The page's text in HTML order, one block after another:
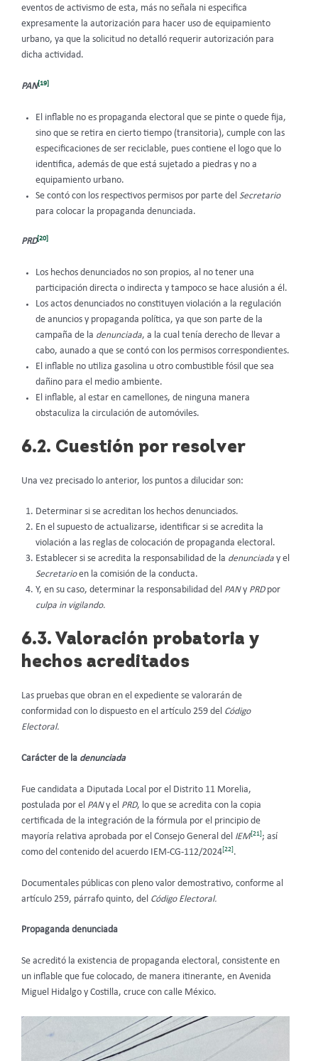
eventos de activismo de esta, más no señala ni especifica
expresamente la autorización para hacer uso de equipamiento
urbano, ya que la solicitud no detalló requerir autorización para
dicha actividad.
PAN[19]
El inflable no es propaganda electoral que se pinte o quede fija,
sino que se retira en cierto tiempo (transitoria), cumple con las
especificaciones de ser reciclable, pues contiene el logo que lo
identifica, además de que está sujetado a piedras y no a
equipamiento urbano.
Se contó con los respectivos permisos por parte del Secretario
para colocar la propaganda denunciada.
PRD[20]
Los hechos denunciados no son propios, al no tener una
participación directa o indirecta y tampoco se hace alusión a él.
Los actos denunciados no constituyen violación a la regulación
de anuncios y propaganda política, ya que son parte de la
campaña de la denunciada, a la cual tenía derecho de llevar a
cabo, aunado a que se contó con los permisos correspondientes.
El inflable no utiliza gasolina u otro combustible fósil que sea
dañino para el medio ambiente.
El inflable, al estar en camellones, de ninguna manera
obstaculiza la circulación de automóviles.
6.2. Cuestión por resolver
Una vez precisado lo anterior, los puntos a dilucidar son:
Determinar si se acreditan los hechos denunciados.
En el supuesto de actualizarse, identificar si se acredita la
violación a las reglas de colocación de propaganda electoral.
Establecer si se acredita la responsabilidad de la denunciada y el
Secretarioen la comisión de la conducta.
Y, en su caso, determinar la responsabilidad del PANy PRD por
culpa in vigilando.
6.3. Valoración probatoria y
hechos acreditados
Las pruebas que obran en el expediente se valorarán de
conformidad con lo dispuesto en el artículo 259 del Código
Electoral.
Carácter de la denunciada
Fue candidata a Diputada Local por el Distrito 11 Morelia,
postulada por el PANy el PRD, lo que se acredita con la copia
certificada de la integración de la fórmula por el principio de
mayoría relativa aprobada por el Consejo General del IEM[21]; así
como del contenido del acuerdo IEM-CG-112/2024[22].
Documentales públicas con pleno valor demostrativo, conforme al
artículo 259, párrafo quinto, del Código Electoral.
Propaganda denunciada
Se acreditó la existencia de propaganda electoral, consistente en
un inflable que fue colocado, de manera itinerante, en Avenida
Miguel Hidalgo y Costilla, cruce con calle México.